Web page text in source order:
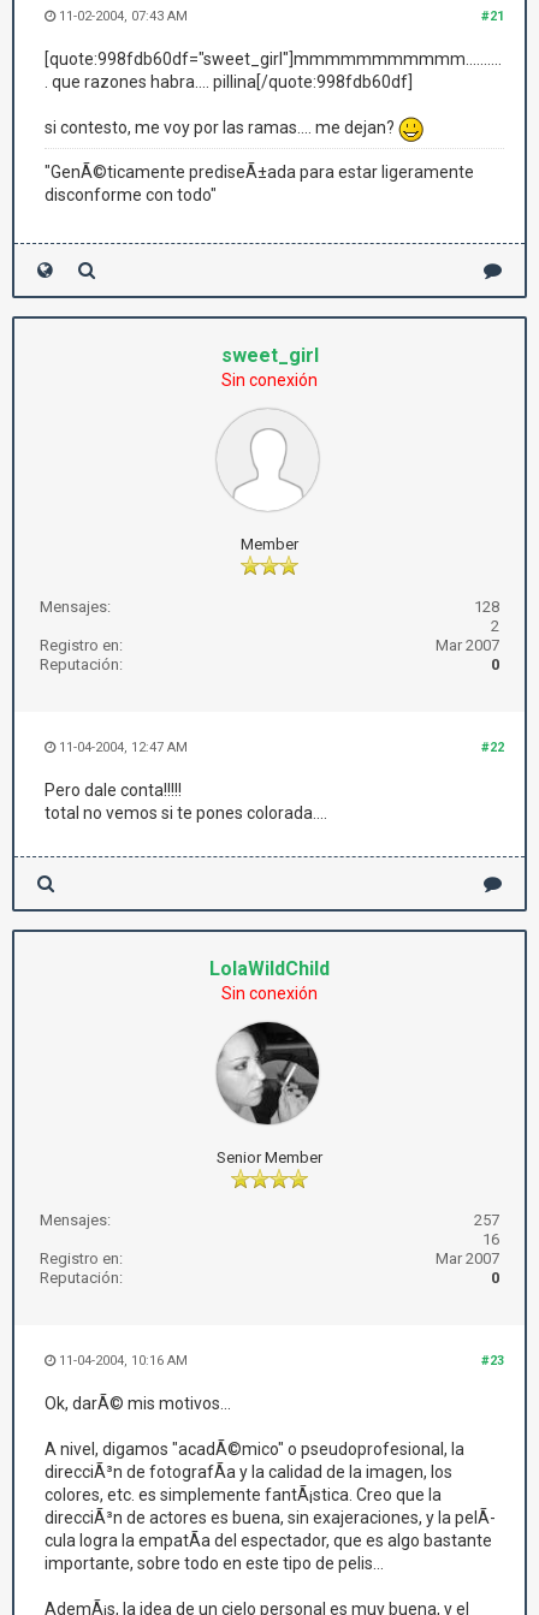
#21
11-02-2004, 07:43 AM
[quote:998fdb60df="sweet_girl"]mmmmmmmmmmm..........
. que razones habra.... pillina[/quote:998fdb60df]
si contesto, me voy por las ramas.... me dejan?
"GenÃ©ticamente prediseÃ±ada para estar ligeramente
disconforme con todo"
sweet_girl
Sin conexión
Member
Mensajes:
128
2
Registro en:
Mar 2007
Reputación:
0
#22
11-04-2004, 12:47 AM
Pero dale conta!!!!!
total no vemos si te pones colorada....
LolaWildChild
Sin conexión
Senior Member
Mensajes:
257
16
Registro en:
Mar 2007
Reputación:
0
#23
11-04-2004, 10:16 AM
Ok, darÃ© mis motivos...
A nivel, digamos "acadÃ©mico" o pseudoprofesional, la
direcciÃ³n de fotografÃ­a y la calidad de la imagen, los
colores, etc. es simplemente fantÃ¡stica. Creo que la
direcciÃ³n de actores es buena, sin exajeraciones, y la pelÃ­
cula logra la empatÃ­a del espectador, que es algo bastante
importante, sobre todo en este tipo de pelis...
AdemÃ¡s, la idea de un cielo personal es muy buena, y el